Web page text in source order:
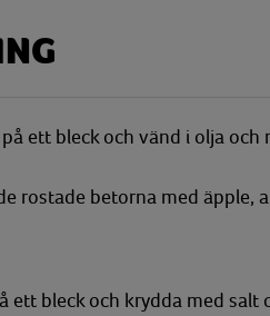
ett bleck och vänd i olja
rostade betorna med äpple,
ett bleck och krydda med